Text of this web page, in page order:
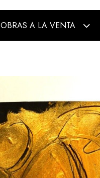
OBRAS A LA VENTA